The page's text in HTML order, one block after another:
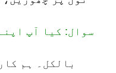
سوال: کیا آپ